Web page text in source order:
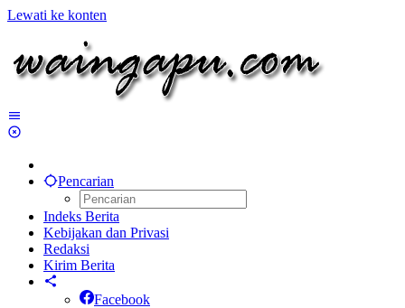
Lewati ke konten
Pencarian
Indeks Berita
Kebijakan dan Privasi
Redaksi
Kirim Berita
Facebook